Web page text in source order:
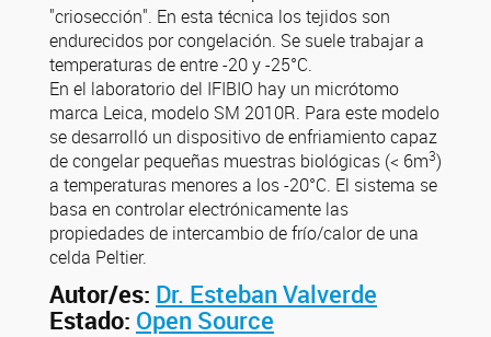
"criosección". En esta técnica los tejidos son
endurecidos por congelación. Se suele trabajar a
temperaturas de entre -20 y -25°C.
En el laboratorio del IFIBIO hay un micrótomo
marca Leica, modelo SM 2010R. Para este modelo
se desarrolló un dispositivo de enfriamiento capaz
de congelar pequeñas muestras biológicas (< 6m3)
a temperaturas menores a los -20°C. El sistema se
basa en controlar electrónicamente las
propiedades de intercambio de frío/calor de una
celda Peltier.
Autor/es: Dr. Esteban Valverde
Estado: Open Source